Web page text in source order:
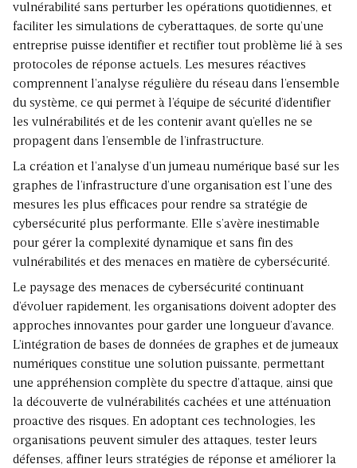
vulnérabilité sans perturber les opérations quotidiennes, et
faciliter les simulations de cyberattaques, de sorte qu’une
entreprise puisse identifier et rectifier tout problème lié à ses
protocoles de réponse actuels. Les mesures réactives
comprennent l’analyse régulière du réseau dans l’ensemble
du système, ce qui permet à l’équipe de sécurité d’identifier
les vulnérabilités et de les contenir avant qu’elles ne se
propagent dans l’ensemble de l’infrastructure.
La création et l’analyse d’un jumeau numérique basé sur les
graphes de l’infrastructure d’une organisation est l’une des
mesures les plus efficaces pour rendre sa stratégie de
cybersécurité plus performante. Elle s’avère inestimable
pour gérer la complexité dynamique et sans fin des
vulnérabilités et des menaces en matière de cybersécurité.
Le paysage des menaces de cybersécurité continuant
d’évoluer rapidement, les organisations doivent adopter des
approches innovantes pour garder une longueur d’avance.
L’intégration de bases de données de graphes et de jumeaux
numériques constitue une solution puissante, permettant
une appréhension complète du spectre d’attaque, ainsi que
la découverte de vulnérabilités cachées et une atténuation
proactive des risques. En adoptant ces technologies, les
organisations peuvent simuler des attaques, tester leurs
défenses, affiner leurs stratégies de réponse et améliorer la